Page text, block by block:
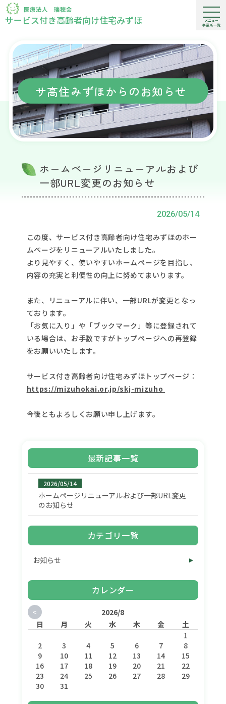
サ高住みずほからのお知らせ
ホームページリニューアルおよび
一部URL変更のお知らせ
2026/05/14
この度、サービス付き高齢者向け住宅みずほのホー
ムページをリニューアルいたしました。
より見やすく、使いやすいホームページを目指し、
内容の充実と利便性の向上に努めてまいります。
また、リニューアルに伴い、一部URLが変更となっ
ております。
「お気に入り」や「ブックマーク」等に登録されて
いる場合は、お手数ですがトップページへの再登録
をお願いいたします。
サービス付き高齢者向け住宅みずほトップページ：
https://mizuhokai.or.jp/skj-mizuho
今後ともよろしくお願い申し上げます。
最新記事一覧
2026/05/14
ホームページリニューアルおよび一部URL変更
のお知らせ
カテゴリ一覧
お知らせ
カレンダー
<
2026/8
日
月 火 水 木 金
土
1
2
3 4 5 6 7
8
9
10 11 12 13 14
15
16
17 18 19 20 21
22
23
24 25 26 27 28
29
30
31
サービス付き高齢者向け住宅みずほ